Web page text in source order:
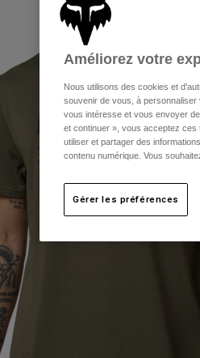
Améliorez votre
Nous utilisons des cookies et
souvenir de vous, à
vous intéresse et vous envoyer
et continuer », vous acceptez ces
utiliser et partager des
contenu numérique. Vous
Gérer les préférences